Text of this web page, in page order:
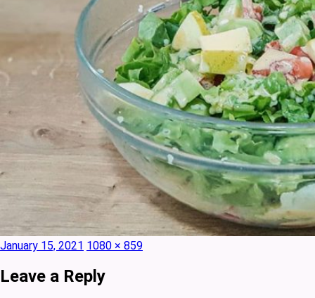
Posted
January 15, 2021 Full
1080 × 859
Leave a Reply